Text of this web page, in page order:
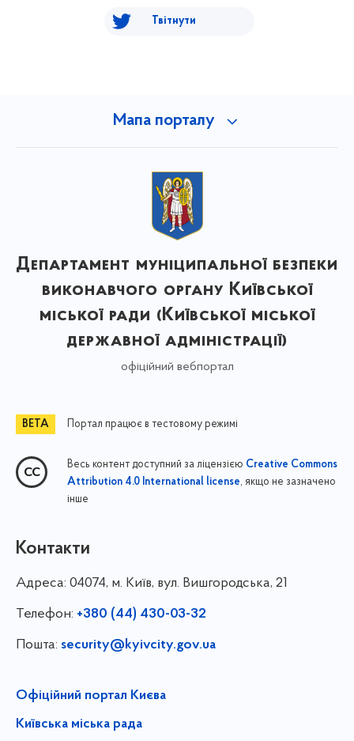
Твітнути
Мапа порталу
Департамент муніципальної безпеки
виконавчого органу Київської
міської ради (Київської міської
державної адміністрації)
офіційний вебпортал
Портал працює в тестовому режимі
Весь контент доступний за ліцензією Creative Commons
Attribution 4.0 International license, якщо не зазначено
інше
Контакти
Адреса: 04074, м. Київ, вул. Вишгородська, 21
Телефон: +380 (44) 430-03-32
Пошта: security@kyivcity.gov.ua
Офіційний портал Києва
Київська міська рада